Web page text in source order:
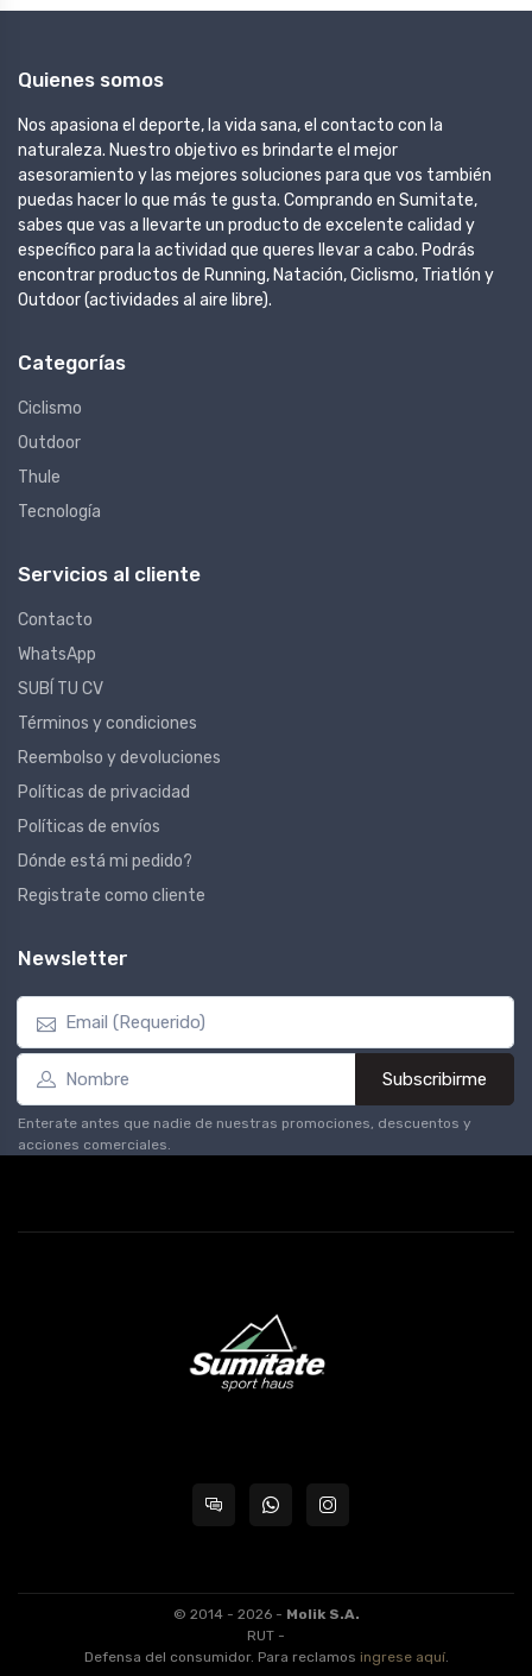
Quienes somos
Nos apasiona el deporte, la vida sana, el contacto con la
naturaleza. Nuestro objetivo es brindarte el mejor
asesoramiento y las mejores soluciones para que vos también
puedas hacer lo que más te gusta. Comprando en Sumitate,
sabes que vas a llevarte un producto de excelente calidad y
específico para la actividad que queres llevar a cabo. Podrás
encontrar productos de Running, Natación, Ciclismo, Triatlón y
Outdoor (actividades al aire libre).
Categorías
Ciclismo
Outdoor
Thule
Tecnología
Servicios al cliente
Contacto
WhatsApp
SUBÍ TU CV
Términos y condiciones
Reembolso y devoluciones
Políticas de privacidad
Políticas de envíos
Dónde está mi pedido?
Registrate como cliente
Newsletter
Subscribirme
Enterate antes que nadie de nuestras promociones, descuentos y
acciones comerciales.
© 2014 - 2026 - Molik S.A.
RUT -
Defensa del consumidor. Para reclamos ingrese aquí.